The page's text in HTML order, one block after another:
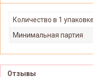
Количество в 1 упаковке
Минимальная партия
Отзывы